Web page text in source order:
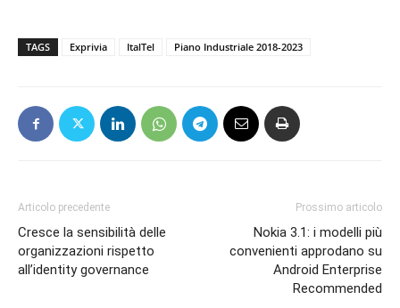
TAGS Exprivia ItalTel Piano Industriale 2018-2023
Articolo precedente
Cresce la sensibilità delle
organizzazioni rispetto
all’identity governance
Prossimo articolo
Nokia 3.1: i modelli più
convenienti approdano su
Android Enterprise
Recommended